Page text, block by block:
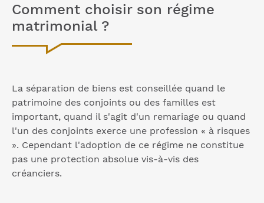
Comment choisir son régime
matrimonial ?
La séparation de biens est conseillée quand le
patrimoine des conjoints ou des familles est
important, quand il s'agit d'un remariage ou quand
l'un des conjoints exerce une profession « à risques
». Cependant l'adoption de ce régime ne constitue
pas une protection absolue vis-à-vis des
créanciers.